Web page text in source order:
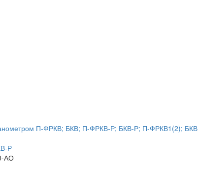
манометром П-ФРКВ; БКВ; П-ФРКВ-Р; БКВ-Р; П-ФРКВ1(2);
Р
АО